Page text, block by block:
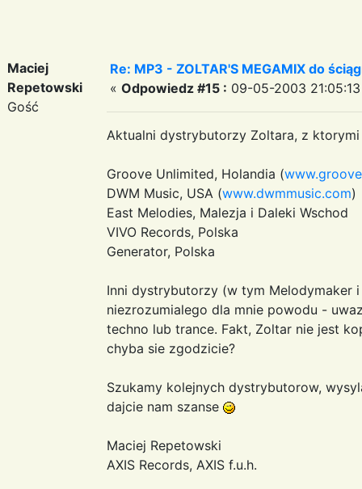
Maciej
Repetowski
Gość
Re: MP3 - ZOLTAR'S MEGAMIX do
« Odpowiedz #15 : 09-05-2003
Aktualni dystrybutorzy Zoltara, z
Groove Unlimited, Holandia (
DWM Music, USA (www.dwmmusic.com)
East Melodies, Malezja i Daleki Wschod
VIVO Records, Polska
Generator, Polska
Inni dystrybutorzy (w tym Melodymaker
niezrozumialego dla mnie powodu -
techno lub trance. Fakt, Zoltar nie jest
chyba sie zgodzicie?
Szukamy kolejnych dystrybutorow,
dajcie nam szanse
Maciej Repetowski
AXIS Records, AXIS f.u.h.